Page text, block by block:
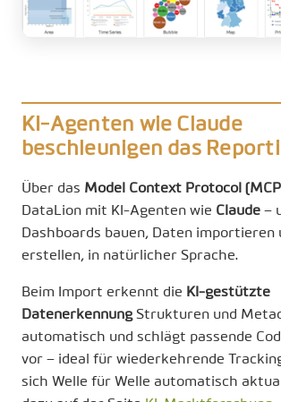
KI-Agenten wie Claude
beschleunigen das
Über das Model Context Protocol
DataLion mit KI-Agenten wie Claude –
Dashboards bauen, Daten importieren
erstellen, in natürlicher Sprache.
Beim Import erkennt die KI-gestützte
DatenerkennungStrukturen und
automatisch und schlägt passende
vor – ideal für wiederkehrende
sich Welle für Welle automatisch